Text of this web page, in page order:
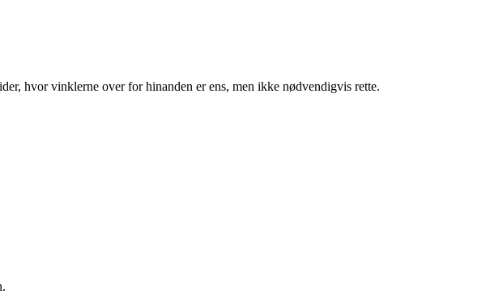
hvor vinklerne over for hinanden er ens, men ikke nødvendigvis rette.